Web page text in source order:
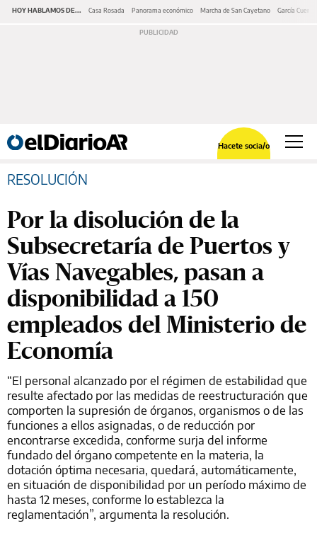
HOY HABLAMOS DE... Casa Rosada Panorama económico Marcha de San Cayetano García Cuerva
Hacete socia/o
RESOLUCIÓN
Por la disolución de la
Subsecretaría de Puertos y
Vías Navegables, pasan a
disponibilidad a 150
empleados del Ministerio de
Economía
“El personal alcanzado por el régimen de estabilidad que
resulte afectado por las medidas de reestructuración que
comporten la supresión de órganos, organismos o de las
funciones a ellos asignadas, o de reducción por
encontrarse excedida, conforme surja del informe
fundado del órgano competente en la materia, la
dotación óptima necesaria, quedará, automáticamente,
en situación de disponibilidad por un período máximo de
hasta 12 meses, conforme lo establezca la
reglamentación”, argumenta la resolución.